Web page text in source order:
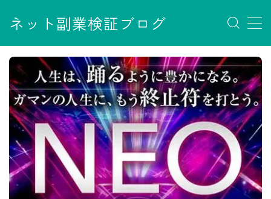
ネット副業検証ブログ
MENU
お問い合わせ
サイトマップ
デモプリセット記事 #7
デモプリセット記事 Part07
フロントページ
プライバシーポリシー
免責事項
利用規約／特定商取引法に基づく表記
有料記事の決済完了ページ
運営者情報